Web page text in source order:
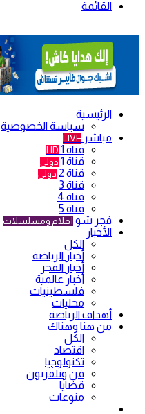
القائمة
الرئيسية
سياسة الخصوصية
مباشر LIVE
قناة 1 HD
قناة 1 دولي
قناة 2 دولي
قناة 3
قناة 4
قناة 5
فجر شو أفلام ومسلسلات
الأخبار
الكل
أخبار الرياضة
أخبار الفجر
أخبار عالمية
فلسطينيات
محليات
أهداف الرياضة
من هنا وهناك
الكل
اقتصاد
تكنولوجيا
فن وتلفزيون
قضايا
منوعات